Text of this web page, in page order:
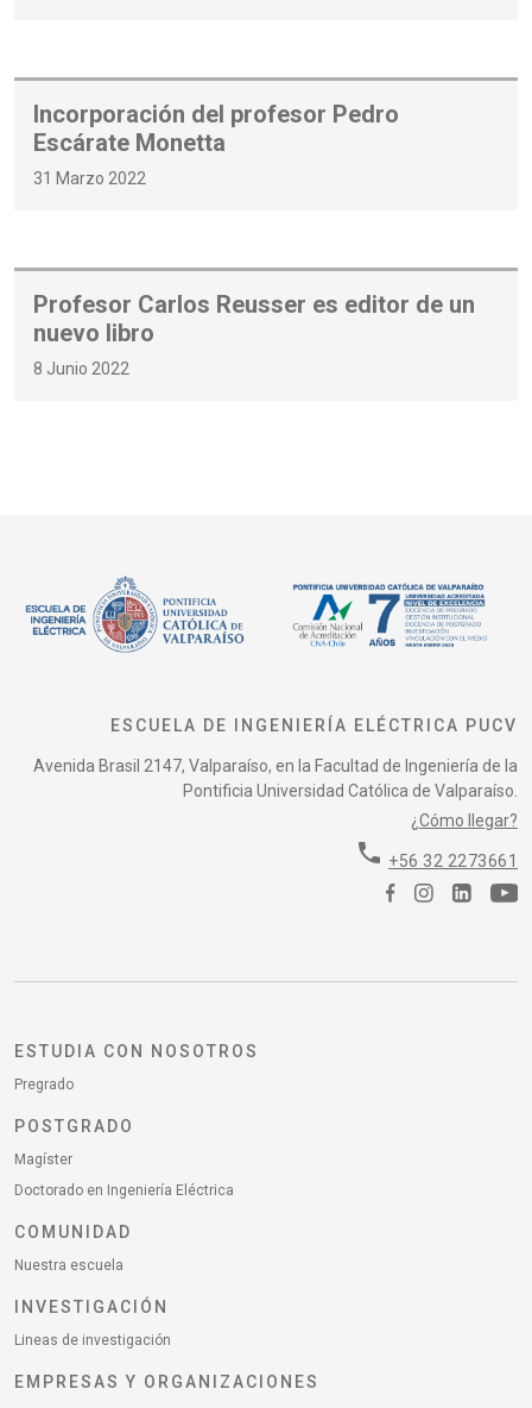
Incorporación del profesor Pedro
Escárate Monetta
31 Marzo 2022
Profesor Carlos Reusser es editor de un
nuevo libro
8 Junio 2022
ESCUELA DE INGENIERÍA ELÉCTRICA PUCV
Avenida Brasil 2147, Valparaíso, en la Facultad de Ingeniería de la
Pontificia Universidad Católica de Valparaíso.
¿Cómo llegar?
phone +56 32 2273661
ESTUDIA CON NOSOTROS
Pregrado
POSTGRADO
Magíster
Doctorado en Ingeniería Eléctrica
COMUNIDAD
Nuestra escuela
INVESTIGACIÓN
Lineas de investigación
EMPRESAS Y ORGANIZACIONES